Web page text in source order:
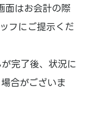
面はお会計の際
フにご提示くだ
完了後、状況に
合がございま